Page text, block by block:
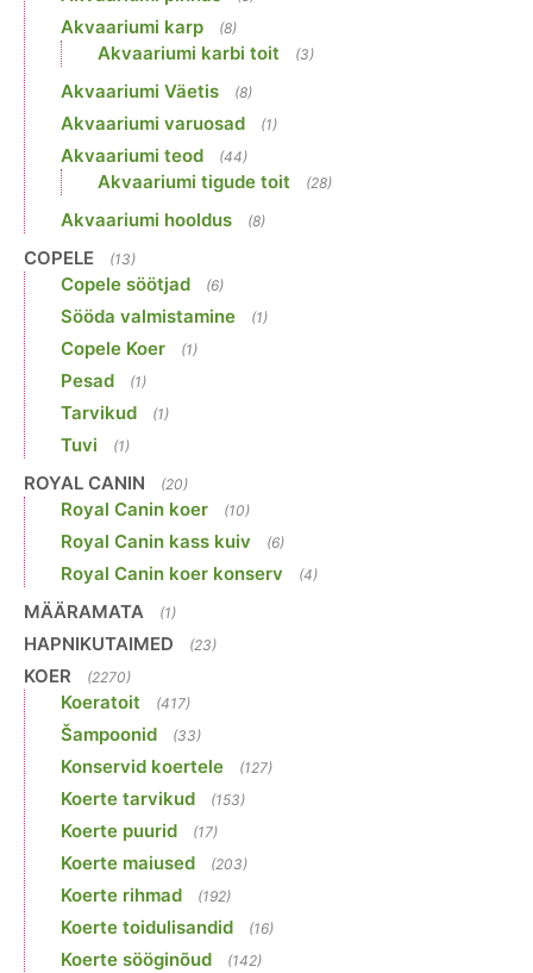
Akvaariumi karp (8)
Akvaariumi karbi toit (3)
Akvaariumi Väetis (8)
Akvaariumi varuosad (1)
Akvaariumi teod (44)
Akvaariumi tigude toit (28)
Akvaariumi hooldus (8)
COPELE (13)
Copele söötjad (6)
Sööda valmistamine (1)
Copele Koer (1)
Pesad (1)
Tarvikud (1)
Tuvi (1)
ROYAL CANIN (20)
Royal Canin koer (10)
Royal Canin kass kuiv (6)
Royal Canin koer konserv (4)
MÄÄRAMATA (1)
HAPNIKUTAIMED (23)
KOER (2270)
Koeratoit (417)
Šampoonid (33)
Konservid koertele (127)
Koerte tarvikud (153)
Koerte puurid (17)
Koerte maiused (203)
Koerte rihmad (192)
Koerte toidulisandid (16)
Koerte sööginõud (142)